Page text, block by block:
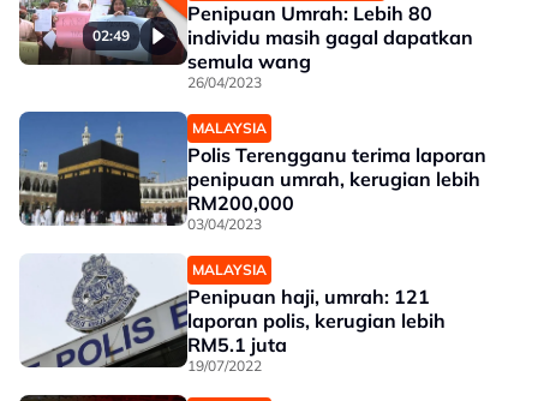
02:49
Penipuan Umrah: Lebih 80
individu masih gagal dapatkan
semula wang
26/04/2023
MALAYSIA
Polis Terengganu terima laporan
penipuan umrah, kerugian lebih
RM200,000
03/04/2023
MALAYSIA
Penipuan haji, umrah: 121
laporan polis, kerugian lebih
RM5.1 juta
19/07/2022